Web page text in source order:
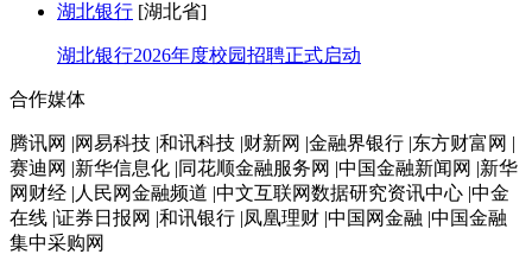
湖北银行 [湖北省]
湖北银行2026年度校园招聘正式启动
合作媒体
腾讯网 |网易科技 |和讯科技 |财新网 |金融界银行 |东方财富网 |
赛迪网 |新华信息化 |同花顺金融服务网 |中国金融新闻网 |新华
网财经 |人民网金融频道 |中文互联网数据研究资讯中心 |中金
在线 |证券日报网 |和讯银行 |凤凰理财 |中国网金融 |中国金融
集中采购网